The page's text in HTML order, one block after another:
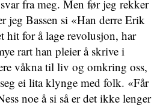
fra meg. Men før jeg rekker
jeg Bassen si «Han derre Erik
hit for å lage revolusjon, har
rart han pleier å skrive i
våkna til liv og omkring oss,
ei lita klynge med folk. «Får
noe å si så er det ikke lenger